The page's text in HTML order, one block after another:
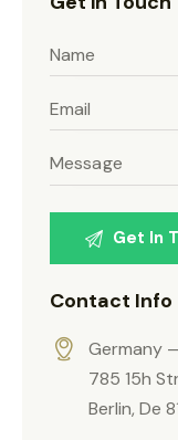
l
t
e
Contact Info
Germany
785 15h
Berlin, De